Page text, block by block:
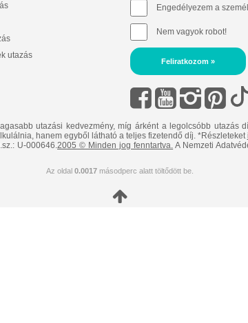
Engedélyezem a
Nem vagyok robot!
Feliratkozom »
utazás
utazási kedvezmény, míg árként a legolcsóbb utazás
hanem egyből látható a teljes fizetendő díj. *Részleteket
U-000646.2005 © Minden jog fenntartva. A Nemzeti
Az oldal 0.0017másodperc alatt töltődött be.